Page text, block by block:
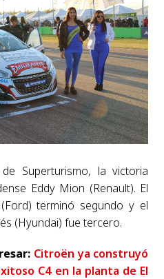
Superturismo, la victoria
Eddy Mion (Renault). El
terminó segundo y el
(Hyundai) fue tercero.
Citroën ya construyó
C4 en la planta de El